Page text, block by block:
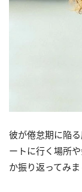
彼が倦怠期に陥
ートに行く場所
か振り返ってみま